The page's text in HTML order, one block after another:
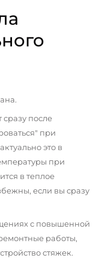
после
при
это в
при
в теплое
если вы сразу
с повышенной
работы,
стяжек.